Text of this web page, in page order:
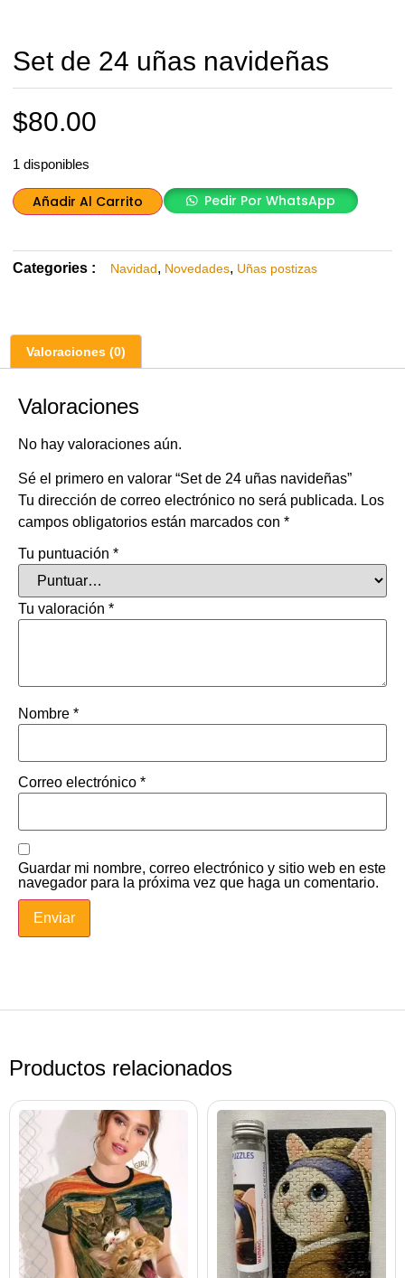
Set de 24 uñas navideñas
$80.00
1 disponibles
Añadir Al Carrito Pedir Por WhatsApp
Categories : Navidad, Novedades, Uñas postizas
Valoraciones (0)
Valoraciones
No hay valoraciones aún.
Sé el primero en valorar “Set de 24 uñas navideñas”
Tu dirección de correo electrónico no será publicada. Los
campos obligatorios están marcados con *
Tu puntuación *
Tu valoración *
Nombre *
Correo electrónico *
Guardar mi nombre, correo electrónico y sitio web en este
navegador para la próxima vez que haga un comentario.
Productos relacionados